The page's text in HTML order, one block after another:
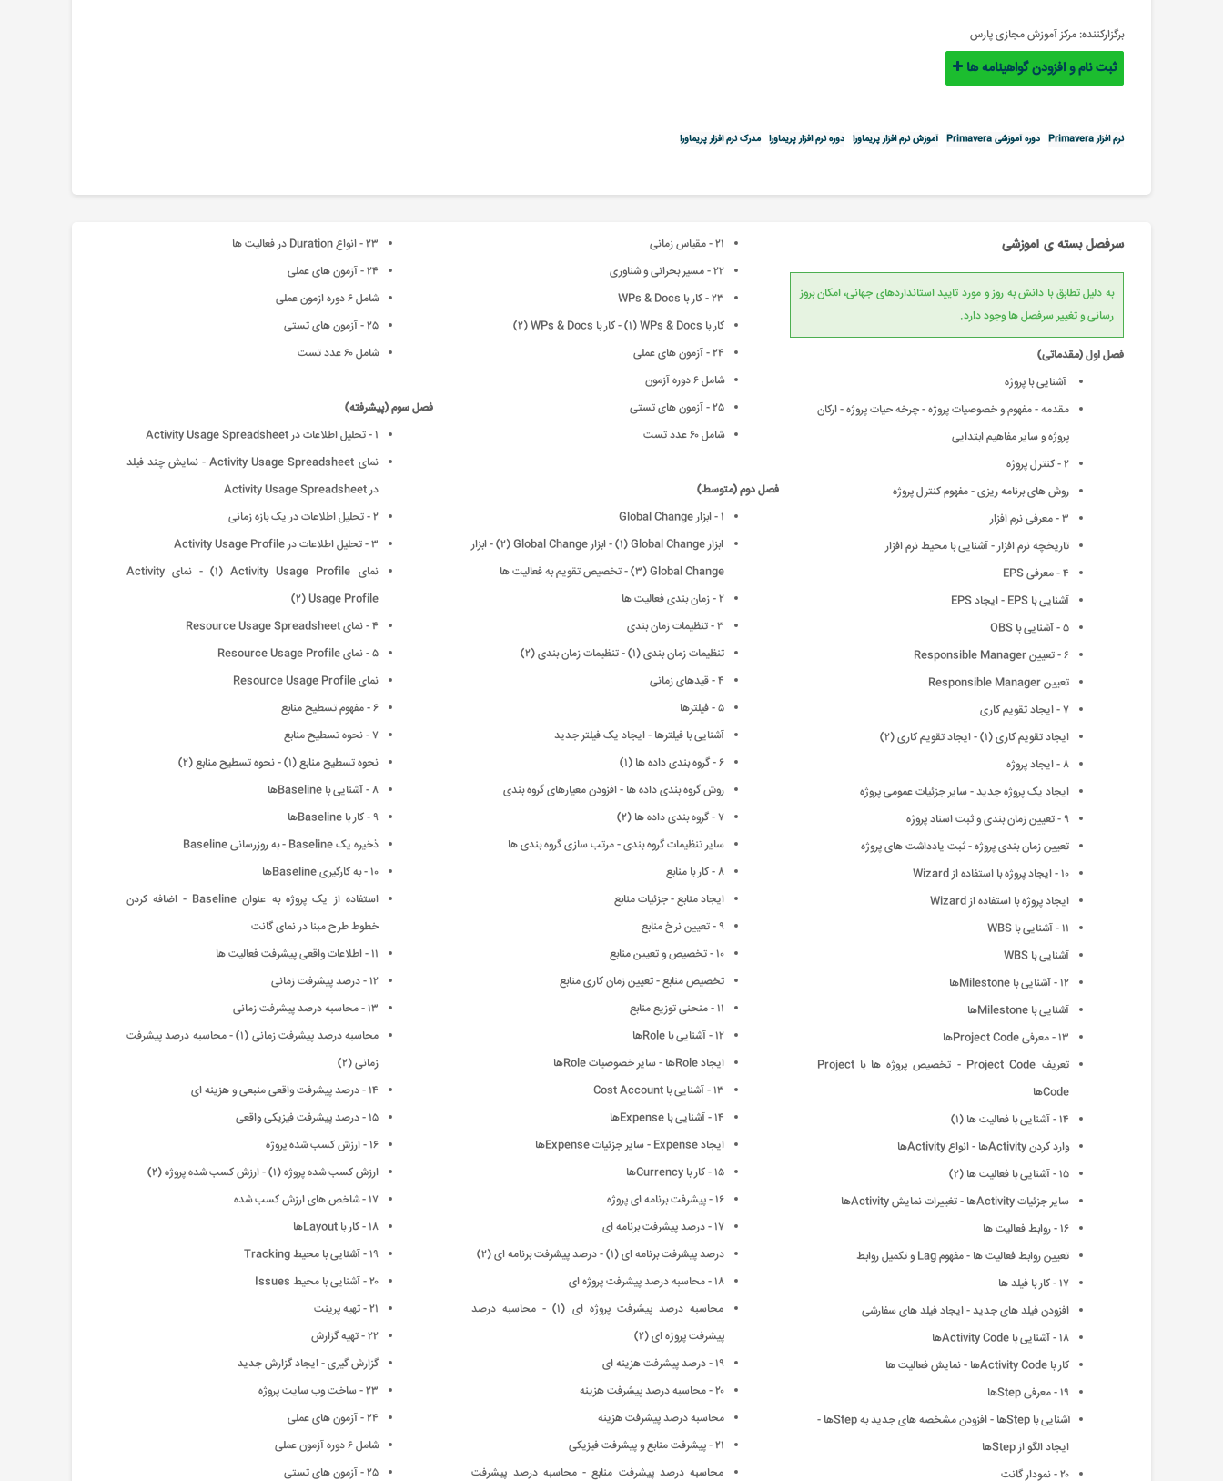
برگزارکننده: مرکز آموزش مجازی پارس
ثبت نام و افزودن گواهینامه ها
نرم افزار Primavera دوره آموزشی Primavera آموزش نرم افزار پریماورا دوره نرم افزار پریماورا مدرک نرم افزار پریماورا
سرفصل بسته ی آموزشی
به دلیل تطابق با دانش به روز و مورد تایید استانداردهای جهانی، امکان بروز
رسانی و تغییر سرفصل ها وجود دارد.
فصل اول (مقدماتی)
آشنایی با پروژه
مقدمه - مفهوم و خصوصیات پروژه - چرخه حیات پروژه - ارکان
پروژه و سایر مفاهیم ابتدایی
٢ - کنترل پروژه
روش های برنامه ریزی - مفهوم کنترل پروژه
٣ - معرفی نرم افزار
تاریخچه نرم افزار - آشنایی با محیط نرم افزار
۴ - معرفی EPS
آشنایی با EPS - ایجاد EPS
۵ - آشنایی با OBS
۶ - تعیین Responsible Manager
تعیین Responsible Manager
٧ - ایجاد تقویم کاری
ایجاد تقویم کاری (١) - ایجاد تقویم کاری (٢)
٨ - ایجاد پروژه
ایجاد یک پروژه جدید - سایر جزئیات عمومی پروژه
٩ - تعیین زمان بندی و ثبت اسناد پروژه
تعیین زمان بندی پروژه - ثبت یادداشت های پروژه
١٠ - ایجاد پروژه با استفاده از Wizard
ایجاد پروژه با استفاده از Wizard
١١ - آشنایی با WBS
آشنایی با WBS
١٢ - آشنایی با Milestoneها
آشنایی با Milestoneها
١٣ - معرفی Project Codeها
تعریف Project Code - تخصیص پروژه ها با Project
Codeها
١۴ - آشنایی با فعالیت ها (١)
وارد کردن Activityها - انواع Activityها
١۵ - آشنایی با فعالیت ها (٢)
سایر جزئیات Activityها - تغییرات نمایش Activityها
١۶ - روابط فعالیت ها
تعیین روابط فعالیت ها - مفهوم Lag و تکمیل روابط
١٧ - کار با فیلد ها
افزودن فیلد های جدید - ایجاد فیلد های سفارشی
١٨ - آشنایی با Activity Codeها
کار با Activity Codeها - نمایش فعالیت ها
١٩ - معرفی Stepها
آشنایی با Stepها - افزودن مشخصه های جدید به Stepها -
ایجاد الگو از Stepها
٢٠ - نمودار گانت
٢١ - مقیاس زمانی
٢٢ - مسیر بحرانی و شناوری
٢٣ - کار با WPs & Docs
کار با WPs & Docs (١) - کار با WPs & Docs (٢)
٢۴ - آزمون های عملی
شامل ۶ دوره آزمون
٢۵ - آزمون های تستی
شامل ۶٠ عدد تست
فصل دوم (متوسط)
١ - ابزار Global Change
ابزار Global Change (١) - ابزار Global Change (٢) - ابزار
Global Change (٣) - تخصیص تقویم به فعالیت ها
٢ - زمان بندی فعالیت ها
٣ - تنظیمات زمان بندی
تنظیمات زمان بندی (١) - تنظیمات زمان بندی (٢)
۴ - قیدهای زمانی
۵ - فیلترها
آشنایی با فیلترها - ایجاد یک فیلتر جدید
۶ - گروه بندی داده ها (١)
روش گروه بندی داده ها - افزودن معیارهای گروه بندی
٧ - گروه بندی داده ها (٢)
سایر تنظیمات گروه بندی - مرتب سازی گروه بندی ها
٨ - کار با منابع
ایجاد منابع - جزئیات منابع
٩ - تعیین نرخ منابع
١٠ - تخصیص و تعیین منابع
تخصیص منابع - تعیین زمان کاری منابع
١١ - منحنی توزیع منابع
١٢ - آشنایی با Roleها
ایجاد Roleها - سایر خصوصیات Roleها
١٣ - آشنایی با Cost Account
١۴ - آشنایی با Expenseها
ایجاد Expense - سایر جزئیات Expenseها
١۵ - کار با Currencyها
١۶ - پیشرفت برنامه ای پروژه
١٧ - درصد پیشرفت برنامه ای
درصد پیشرفت برنامه ای (١) - درصد پیشرفت برنامه ای (٢)
١٨ - محاسبه درصد پیشرفت پروژه ای
محاسبه درصد پیشرفت پروژه ای (١) - محاسبه درصد
پیشرفت پروژه ای (٢)
١٩ - درصد پیشرفت هزینه ای
٢٠ - محاسبه درصد پیشرفت هزینه
محاسبه درصد پیشرفت هزینه
٢١ - پیشرفت منابع و پیشرفت فیزیکی
محاسبه درصد پیشرفت منابع - محاسبه درصد پیشرفت
٢٣ - انواع Duration در فعالیت ها
٢۴ - آزمون های عملی
شامل ۶ دوره ازمون عملی
٢۵ - آزمون های تستی
شامل ۶٠ عدد تست
فصل سوم (پیشرفته)
١ - تحلیل اطلاعات در Activity Usage Spreadsheet
نمای Activity Usage Spreadsheet - نمایش چند فیلد
در Activity Usage Spreadsheet
٢ - تحلیل اطلاعات در یک بازه زمانی
٣ - تحلیل اطلاعات در Activity Usage Profile
نمای Activity Usage Profile (١) - نمای Activity
Usage Profile (٢)
۴ - نمای Resource Usage Spreadsheet
۵ - نمای Resource Usage Profile
نمای Resource Usage Profile
۶ - مفهوم تسطیح منابع
٧ - نحوه تسطیح منابع
نحوه تسطیح منابع (١) - نحوه تسطیح منابع (٢)
٨ - آشنایی با Baselineها
٩ - کار با Baselineها
ذخیره یک Baseline - به روزرسانی Baseline
١٠ - به کارگیری Baselineها
استفاده از یک پروژه به عنوان Baseline - اضافه کردن
خطوط طرح مبنا در نمای گانت
١١ - اطلاعات واقعی پیشرفت فعالیت ها
١٢ - درصد پیشرفت زمانی
١٣ - محاسبه درصد پیشرفت زمانی
محاسبه درصد پیشرفت زمانی (١) - محاسبه درصد پیشرفت
زمانی (٢)
١۴ - درصد پیشرفت واقعی منبعی و هزینه ای
١۵ - درصد پیشرفت فیزیکی واقعی
١۶ - ارزش کسب شده پروژه
ارزش کسب شده پروژه (١) - ارزش کسب شده پروژه (٢)
١٧ - شاخص های ارزش کسب شده
١٨ - کار با Layoutها
١٩ - آشنایی با محیط Tracking
٢٠ - آشنایی با محیط Issues
٢١ - تهیه پرینت
٢٢ - تهیه گزارش
گزارش گیری - ایجاد گزارش جدید
٢٣ - ساخت وب سایت پروژه
٢۴ - آزمون های عملی
شامل ۶ دوره آزمون عملی
٢۵ - آزمون های تستی